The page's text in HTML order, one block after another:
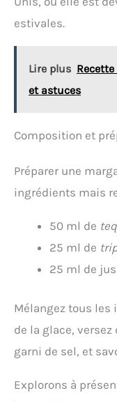
estivales.
Lire plus
et astuces
Composition et
Préparer une
ingrédients mais
50 ml de
25 ml de
25 ml de
Mélangez tous les
de la glace,
garni de sel, et
Explorons à